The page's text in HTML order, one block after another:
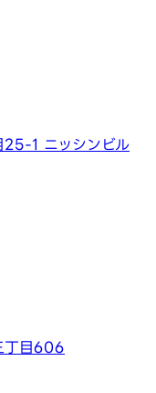
1 ニッシンビル
丁目606